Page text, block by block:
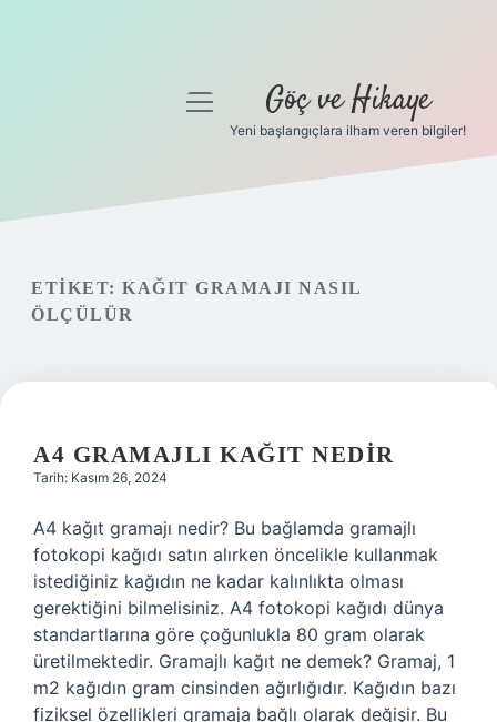
Gizlilik Politikası
Hakkımızda
menüyü
Göç ve Hikaye
Yeni başlangıçlara ilham veren bilgiler!
ETIKET: KAĞIT GRAMAJI NASIL
ÖLÇÜLÜR
A4 GRAMAJLI KAĞIT NEDIR
Tarih: Kasım 26, 2024
A4 kağıt gramajı nedir? Bu bağlamda gramajlı
fotokopi kağıdı satın alırken öncelikle kullanmak
istediğiniz kağıdın ne kadar kalınlıkta olması
gerektiğini bilmelisiniz. A4 fotokopi kağıdı dünya
standartlarına göre çoğunlukla 80 gram olarak
üretilmektedir. Gramajlı kağıt ne demek? Gramaj, 1
m2 kağıdın gram cinsinden ağırlığıdır. Kağıdın bazı
fiziksel özellikleri gramaja bağlı olarak değişir. Bu